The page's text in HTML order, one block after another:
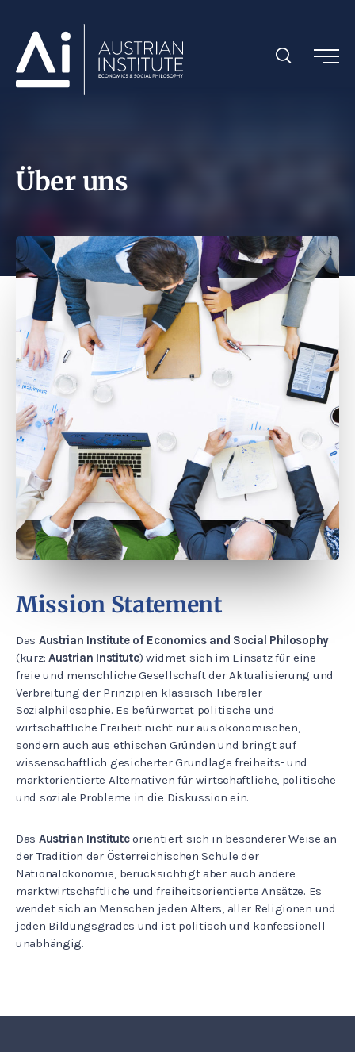
Über uns
Mission Statement
Das Austrian Institute of Economics and Social Philosophy
(kurz: Austrian Institute) widmet sich im Einsatz für eine
freie und menschliche Gesellschaft der Aktualisierung und
Verbreitung der Prinzipien klassisch-liberaler
Sozialphilosophie. Es befürwortet politische und
wirtschaftliche Freiheit nicht nur aus ökonomischen,
sondern auch aus ethischen Gründen und bringt auf
wissenschaftlich gesicherter Grundlage freiheits- und
marktorientierte Alternativen für wirtschaftliche, politische
und soziale Probleme in die Diskussion ein.
Das Austrian Instituteorientiert sich in besonderer Weise an
der Tradition der Österreichischen Schule der
Nationalökonomie, berücksichtigt aber auch andere
marktwirtschaftliche und freiheitsorientierte Ansätze. Es
wendet sich an Menschen jeden Alters, aller Religionen und
jeden Bildungsgrades und ist politisch und konfessionell
unabhängig.